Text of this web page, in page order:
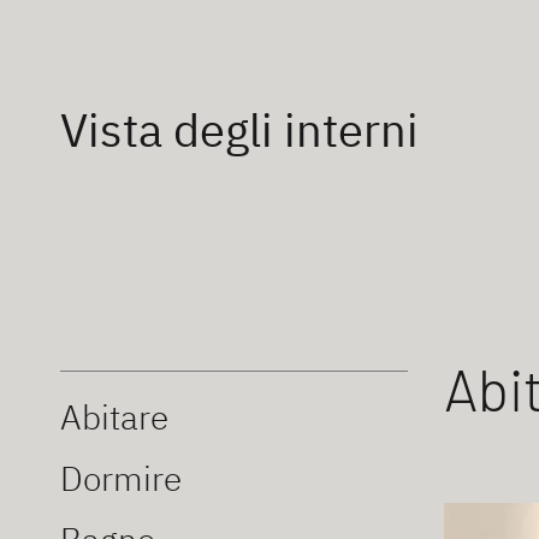
Vista degli interni
Abitare
Dormire